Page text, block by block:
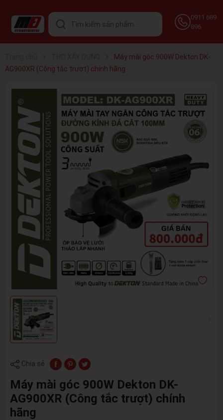
0911 689
896
Máy mài góc 900W Dekton DK-
AG900XR (Công tắc trượt) chính hãng
Chia sẻ
Máy mài góc 900W Dekton DK-
AG900XR (Công tắc trượt) chính
hãng